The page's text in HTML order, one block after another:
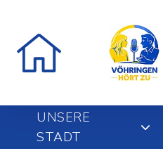
UNSERE
STADT